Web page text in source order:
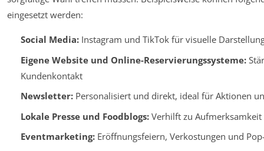
eingesetzt werden:
Social Media:Instagram und TikTok für visuelle
Eigene Website und Online-Reservierungssysteme:
Kundenkontakt
Newsletter:Personalisiert und direkt, ideal für Aktionen
Lokale Presse und Foodblogs:Verhilft zu
Eventmarketing:Eröffnungsfeiern, Verkostungen und